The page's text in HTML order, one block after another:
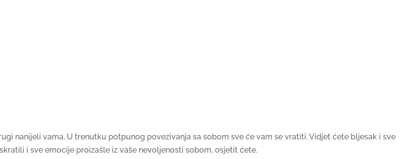
nanijeli vama. U trenutku potpunog povezivanja sa sobom sve će vam se vratiti. Vidjet ćete bljesak i sve
i sve emocije proizašle iz vaše nevoljenosti sobom, osjetit ćete.